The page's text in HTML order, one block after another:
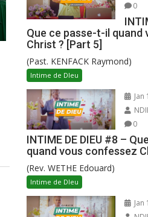
0
Que ce passe-t-il quand
Christ ? [Part 5]
(Past. KENFACK Raymond)
Intime de DIeu
Jan
0
INTIME DE DIEU #8 –
quand vous confessez
(Rev. WETHE Edouard)
Intime de DIeu
Jan